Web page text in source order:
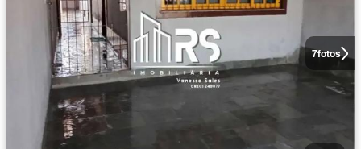
7fotos